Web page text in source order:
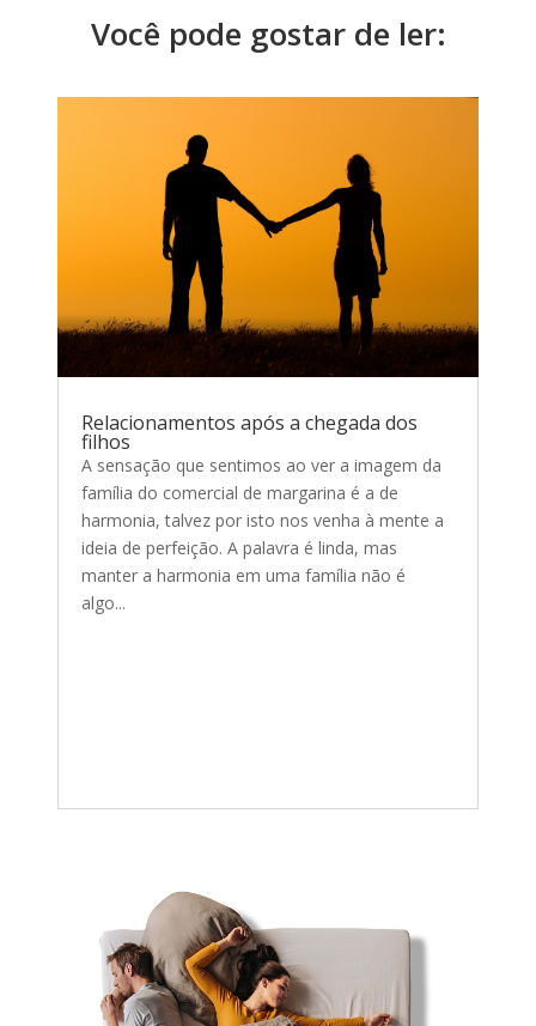
Você pode gostar de ler:
Relacionamentos após a chegada dos
filhos
A sensação que sentimos ao ver a imagem da
família do comercial de margarina é a de
harmonia, talvez por isto nos venha à mente a
ideia de perfeição. A palavra é linda, mas
manter a harmonia em uma família não é
algo...